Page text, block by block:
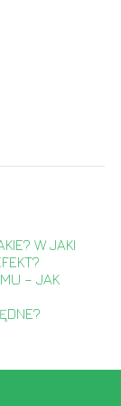
W JAKI
– JAK